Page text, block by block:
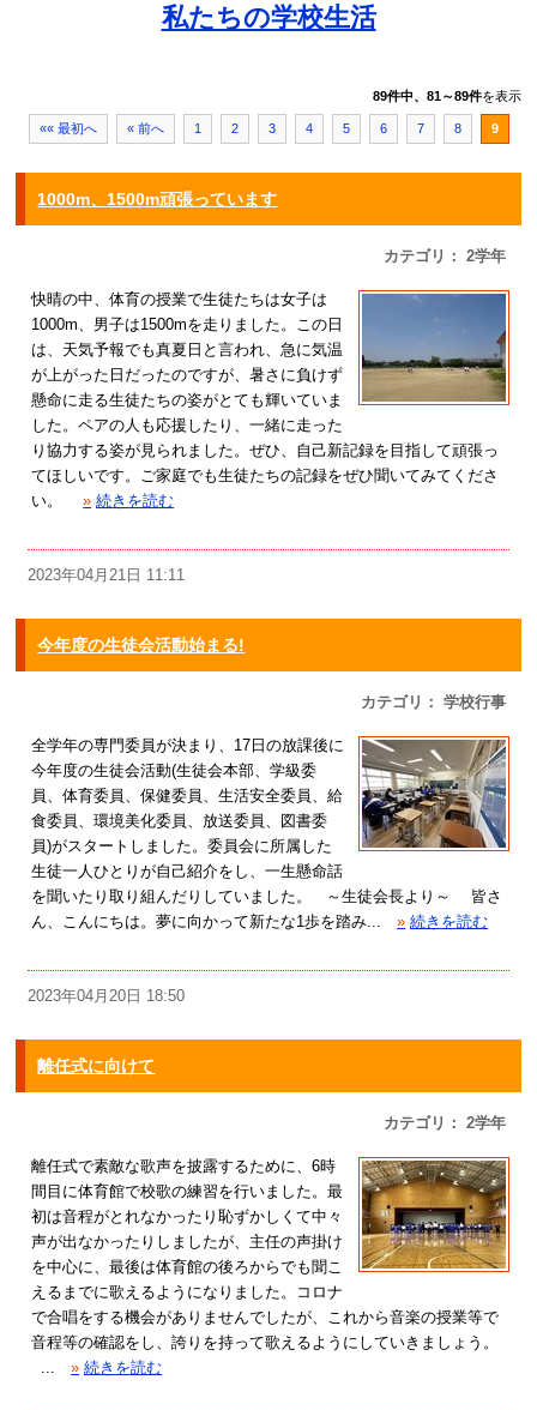
私たちの学校生活
89件中、81～89件を表示
«« 最初へ « 前へ 1 2 3 4 5 6 7 8 9
1000m、1500m頑張っています
カテゴリ： 2学年
快晴の中、体育の授業で生徒たちは女子は
1000m、男子は1500mを走りました。この日
は、天気予報でも真夏日と言われ、急に気温
が上がった日だったのですが、暑さに負けず
懸命に走る生徒たちの姿がとても輝いていま
した。ペアの人も応援したり、一緒に走った
り協力する姿が見られました。ぜひ、自己新記録を目指して頑張っ
てほしいです。ご家庭でも生徒たちの記録をぜひ聞いてみてくださ
い。
» 続きを読む
2023年04月21日 11:11
今年度の生徒会活動始まる!
カテゴリ： 学校行事
全学年の専門委員が決まり、17日の放課後に
今年度の生徒会活動(生徒会本部、学級委
員、体育委員、保健委員、生活安全委員、給
食委員、環境美化委員、放送委員、図書委
員)がスタートしました。委員会に所属した
生徒一人ひとりが自己紹介をし、一生懸命話
を聞いたり取り組んだりしていました。 ～生徒会長より～ 皆さ
ん、こんにちは。夢に向かって新たな1歩を踏み...
» 続きを読む
2023年04月20日 18:50
離任式に向けて
カテゴリ： 2学年
離任式で素敵な歌声を披露するために、6時
間目に体育館で校歌の練習を行いました。最
初は音程がとれなかったり恥ずかしくて中々
声が出なかったりしましたが、主任の声掛け
を中心に、最後は体育館の後ろからでも聞こ
えるまでに歌えるようになりました。コロナ
で合唱をする機会がありませんでしたが、これから音楽の授業等で
音程等の確認をし、誇りを持って歌えるようにしていきましょう。
...
» 続きを読む